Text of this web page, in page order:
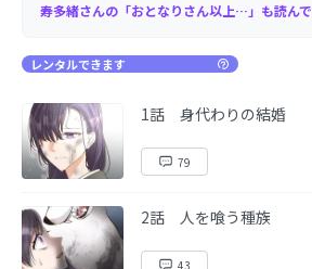
寿多緒さんの「おとなりさん以上…」も読んで
レンタルできます
1話 身代わりの結婚
79
2話 人を喰う種族
43